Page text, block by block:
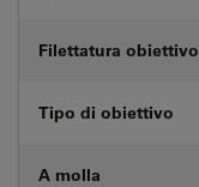
Filettatura obiettivo
Tipo di obiettivo
A molla